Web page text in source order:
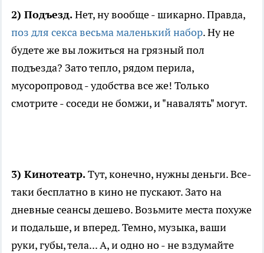
2) Подъезд.Нет, ну вообще - шикарно. Правда,
поз для секса весьма маленький набор. Ну не
будете же вы ложиться на грязный пол
подъезда? Зато тепло, рядом перила,
мусоропровод - удобства все же! Только
смотрите - соседи не бомжи, и "навалять" могут.
3) Кинотеатр.Тут, конечно, нужны деньги. Все-
таки бесплатно в кино не пускают. Зато на
дневные сеансы дешево. Возьмите места похуже
и подальше, и вперед. Темно, музыка, ваши
руки, губы, тела... А, и одно но - не вздумайте